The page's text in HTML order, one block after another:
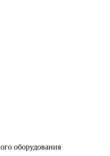
оборудования